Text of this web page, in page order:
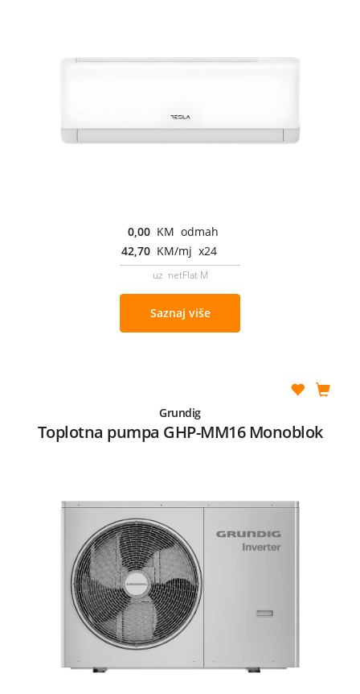
0,00 KM odmah
42,70 KM/mj x24
uz netFlat M
Saznaj više
Grundig
Toplotna pumpa GHP-MM16 Monoblok